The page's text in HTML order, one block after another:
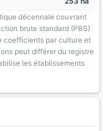
décennale couvrant
brute standard (PBS)
coefficients par culture et
peut différer du registre
les établissements